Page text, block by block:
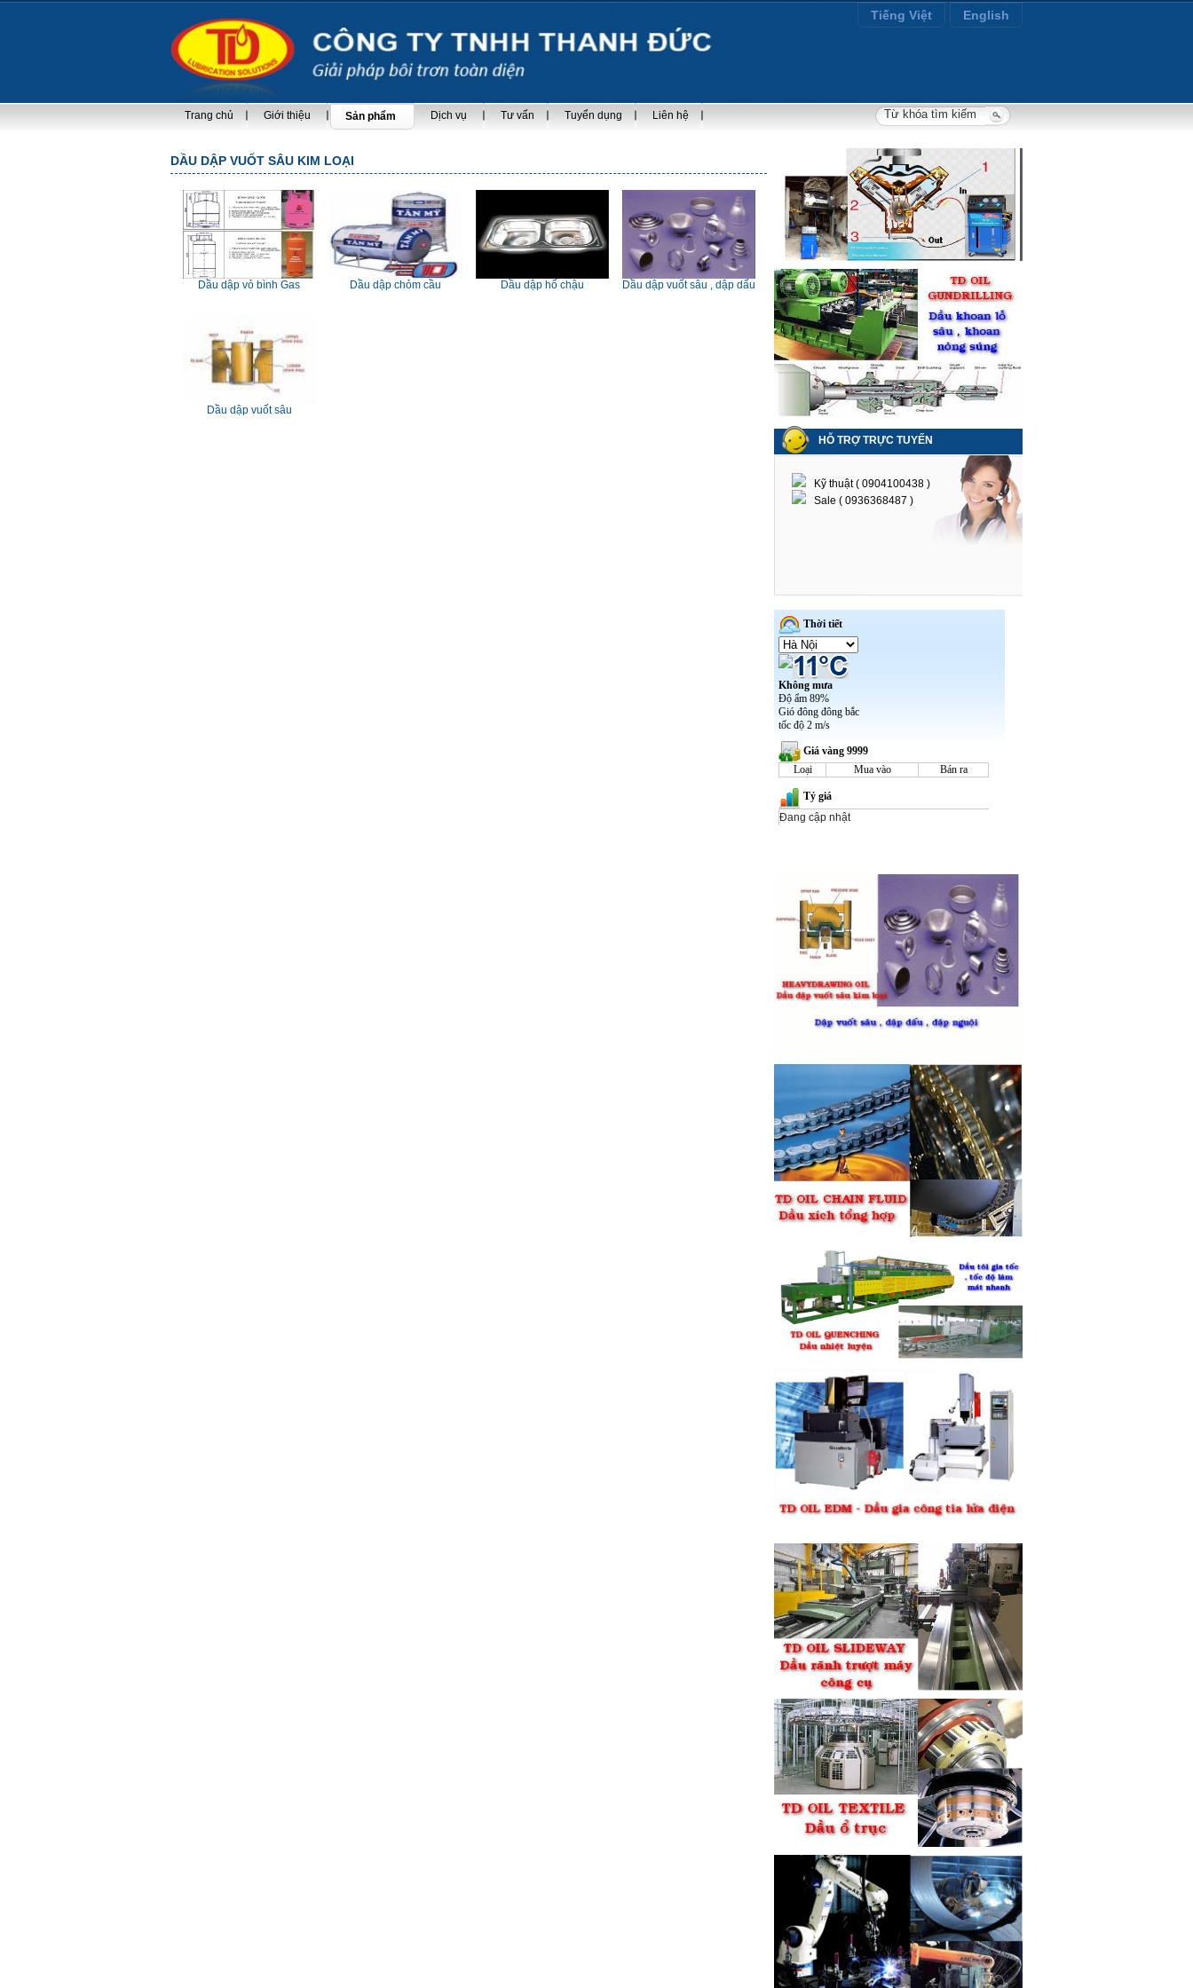
English
Tiếng Việt
Trang chủ Giới thiệu Sản phẩm Dịch vụ Tư vấn Tuyển dụng Liên hệ
DẦU DẬP VUỐT SÂU KIM LOẠI
Dầu dập vỏ bình Gas Dầu dập chỏm cầu Dầu dập hố chậu Dầu dập vuốt sâu , dập dấu
Dầu dập vuốt sâu
HỖ TRỢ TRỰC TUYẾN
Kỹ thuật ( 0904100438 )
Sale ( 0936368487 )